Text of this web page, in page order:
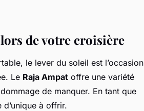
de votre croisière
le lever du soleil est l’occasion
Le Raja Ampat offre une variété
de manquer. En tant que
à offrir.